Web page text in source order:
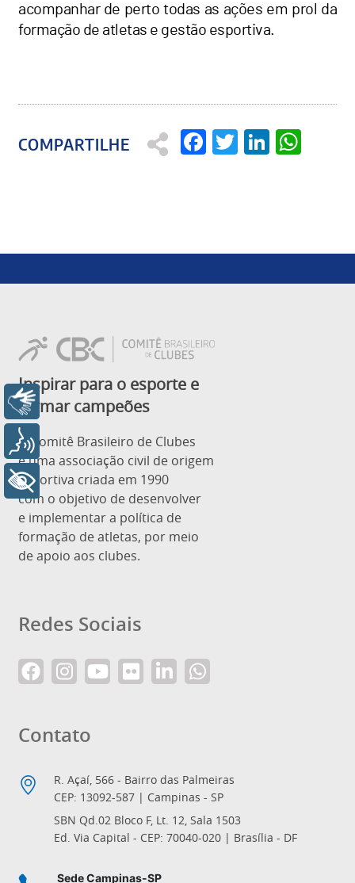
acompanhar de perto todas as ações em prol da
formação de atletas e gestão esportiva.
Facebook
Twitter
Inspirar para o esporte e
formar campeões
O Comitê Brasileiro de Clubes
é uma associação civil de origem
esportiva criada em 1990
com o objetivo de desenvolver
e implementar a política de
formação de atletas, por meio
de apoio aos clubes.
Redes Sociais
Contato
R. Açaí, 566 - Bairro das Palmeiras
CEP: 13092-587 | Campinas - SP
SBN Qd.02 Bloco F, Lt. 12, Sala 1503
Ed. Via Capital - CEP: 70040-020 | Brasília - DF
Sede Campinas-SP
Libras
Voz
+ Acessibilidade